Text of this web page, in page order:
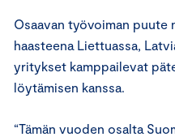
Osaavan työvoiman puute
haasteena Liettuassa,
yritykset kamppailevat
löytämisen kanssa.
“Tämän vuoden osalta